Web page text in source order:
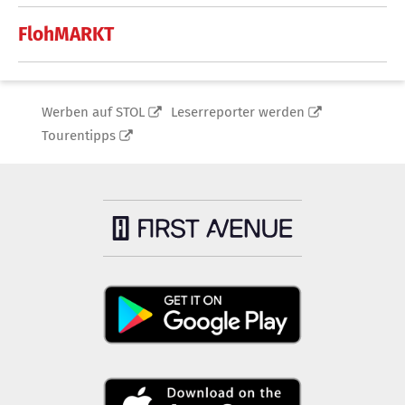
FlohMARKT
Werben auf STOL
Leserreporter werden
Tourentipps